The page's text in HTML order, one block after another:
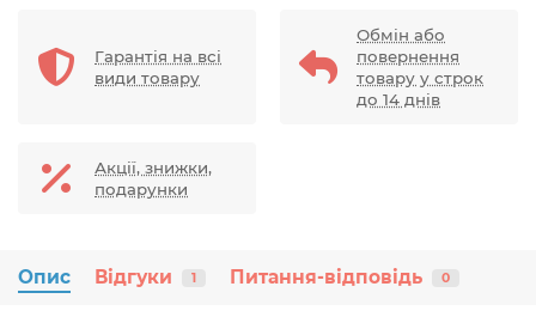
Гарантія на всі
види товару
Обмін або
повернення
товару у строк
до 14 днів
Акції, знижки,
подарунки
Опис Відгуки 1 Питання-відповідь 0